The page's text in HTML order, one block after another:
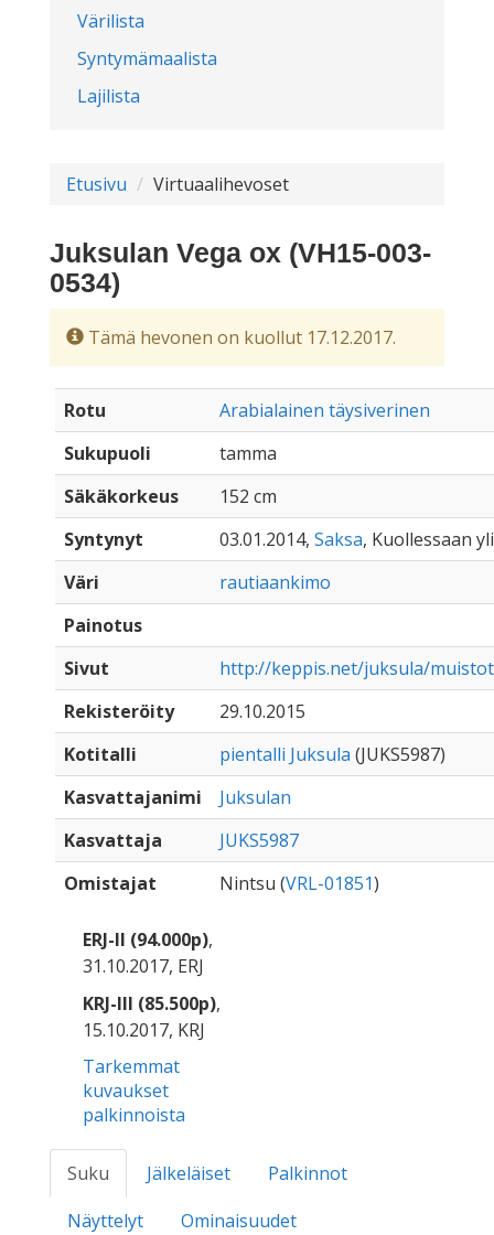
Värilista
Syntymämaalista
Lajilista
Etusivu Virtuaalihevoset
Juksulan Vega ox (VH15-003-
0534)
Tämä hevonen on kuollut 17.12.2017.
Rotu
Arabialainen täysiverinen
Sukupuoli
tamma
Säkäkorkeus
152 cm
Syntynyt
03.01.2014, Saksa, Kuollessaan
Väri
rautiaankimo
Painotus
Sivut
http://keppis.net/juksula/
Rekisteröity
29.10.2015
Kotitalli
pientalli Juksula (JUKS5987)
Kasvattajanimi
Juksulan
Kasvattaja
JUKS5987
Omistajat
Nintsu (VRL-01851)
ERJ-II (94.000p),
31.10.2017, ERJ
KRJ-III (85.500p),
15.10.2017, KRJ
Tarkemmat
kuvaukset
palkinnoista
Suku Jälkeläiset
Palkinnot
Näyttelyt
Ominaisuudet